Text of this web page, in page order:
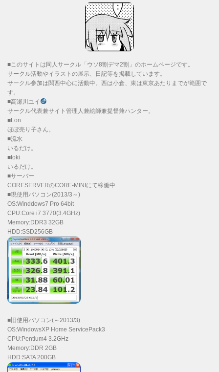
■このサイトは同人サークル「ウソ8割デマ2割」のホームページです。
サークル活動やイラストの展示、日記等を掲載しています。
サークル参加は関西中心に活動中。西は小倉、東は東京あたりまでが範囲で
す。
■高瀬川ユイ
サークル代表兼サイト管理人兼絵師兼提督兼ハンター。
■Lon
ほぼ売り子さん。
■流水
いるだけ。
■toki
いるだけ。
■サーバー
CORESERVERのCORE-MINIにて稼働中
■現使用パソコン(2013/3～)
OS:Winddows7 Pro 64bit
CPU:Core i7 3770(3.4GHz)
Memory:DDR3 32GB
HDD:SSD256GB
■旧使用パソコン(～2013/3)
OS:WindowsXP Home ServicePack3
CPU:Pentium4 3.2GHz
Memory:DDR 2GB
HDD:SATA 200GB